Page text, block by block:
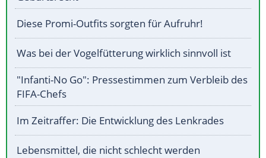
Diese Promi-Outfits sorgten für Aufruhr!
Was bei der Vogelfütterung wirklich sinnvoll ist
"Infanti-No Go": Pressestimmen zum Verbleib des
FIFA-Chefs
Im Zeitraffer: Die Entwicklung des Lenkrades
Lebensmittel, die nicht schlecht werden